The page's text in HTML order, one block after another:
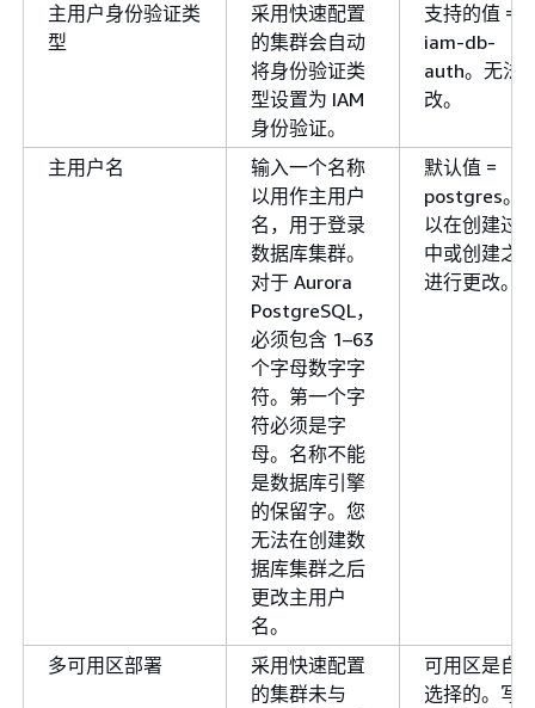
主用户身份验证类
型
采用快速配置
的集群会自动
将身份验证类
型设置为 IAM
身份验证。
支持的值 =
iam-db-
auth。无法
改。
主用户名
输入一个名称
以用作主用户
名，用于登录
数据库集群。
对于 Aurora
PostgreSQL，
必须包含 1–63
个字母数字字
符。第一个字
符必须是字
母。名称不能
是数据库引擎
的保留字。您
无法在创建数
据库集群之后
更改主用户
名。
默认值 =
postgres。
以在创建过
中或创建之
进行更改。
多可用区部署
采用快速配置
的集群未与
可用区是自
选择的。写